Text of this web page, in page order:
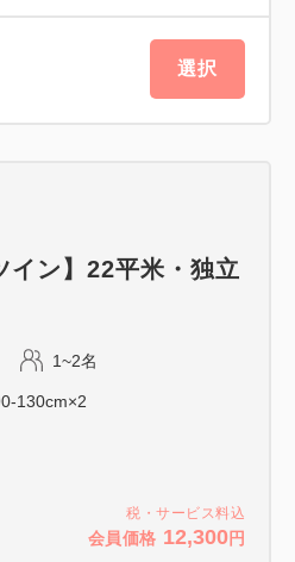
選択
税・サービス料込
会員価格 12,300円
イン】22平米・独立
1~2名
130cm×2